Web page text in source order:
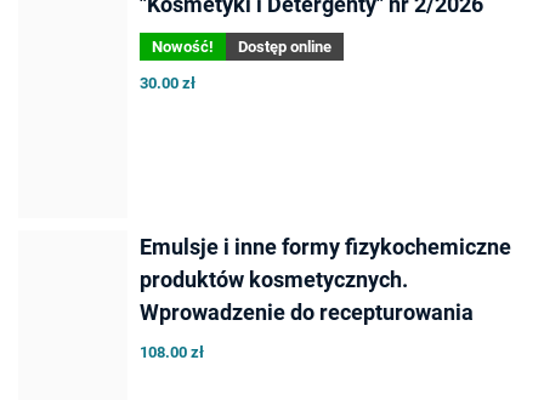
Nowość!
Dostęp online
30.00 zł
Emulsje i inne formy fizykochemiczne
produktów kosmetycznych.
Wprowadzenie do recepturowania
108.00 zł